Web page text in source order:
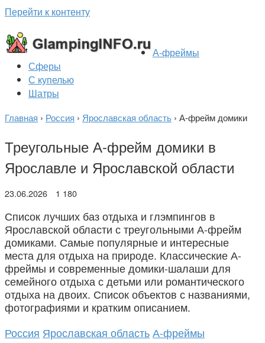
Перейти к контенту
А-фреймы
Сферы
С купелью
Шатры
Главная › Россия › Ярославская область › А-фрейм домики
Треугольные А-фрейм домики в
Ярославле и Ярославской области
23.06.2026 1 180
Список лучших баз отдыха и глэмпингов в
Ярославской области с треугольными А-фрейм
домиками. Самые популярные и интересные
места для отдыха на природе. Классические А-
фреймы и современные домики-шалаши для
семейного отдыха с детьми или романтического
отдыха на двоих. Список объектов с названиями,
фотографиями и кратким описанием.
Россия Ярославская область А-фреймы